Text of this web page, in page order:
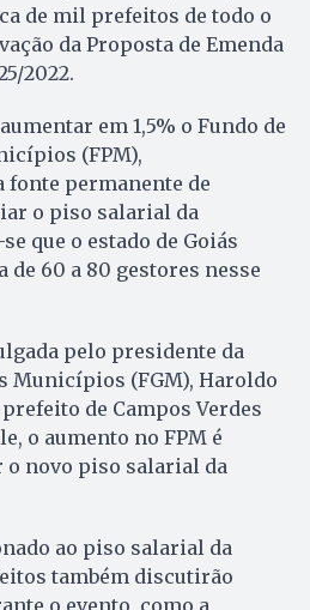
de mil prefeitos de todo o
da Proposta de Emenda
2022.
em 1,5% o Fundo de
(FPM),
permanente de
o piso salarial da
que o estado de Goiás
de 60 a 80 gestores nesse
pelo presidente da
Municípios (FGM), Haroldo
de Campos Verdes
o aumento no FPM é
novo piso salarial da
ao piso salarial da
também discutirão
o evento, como a